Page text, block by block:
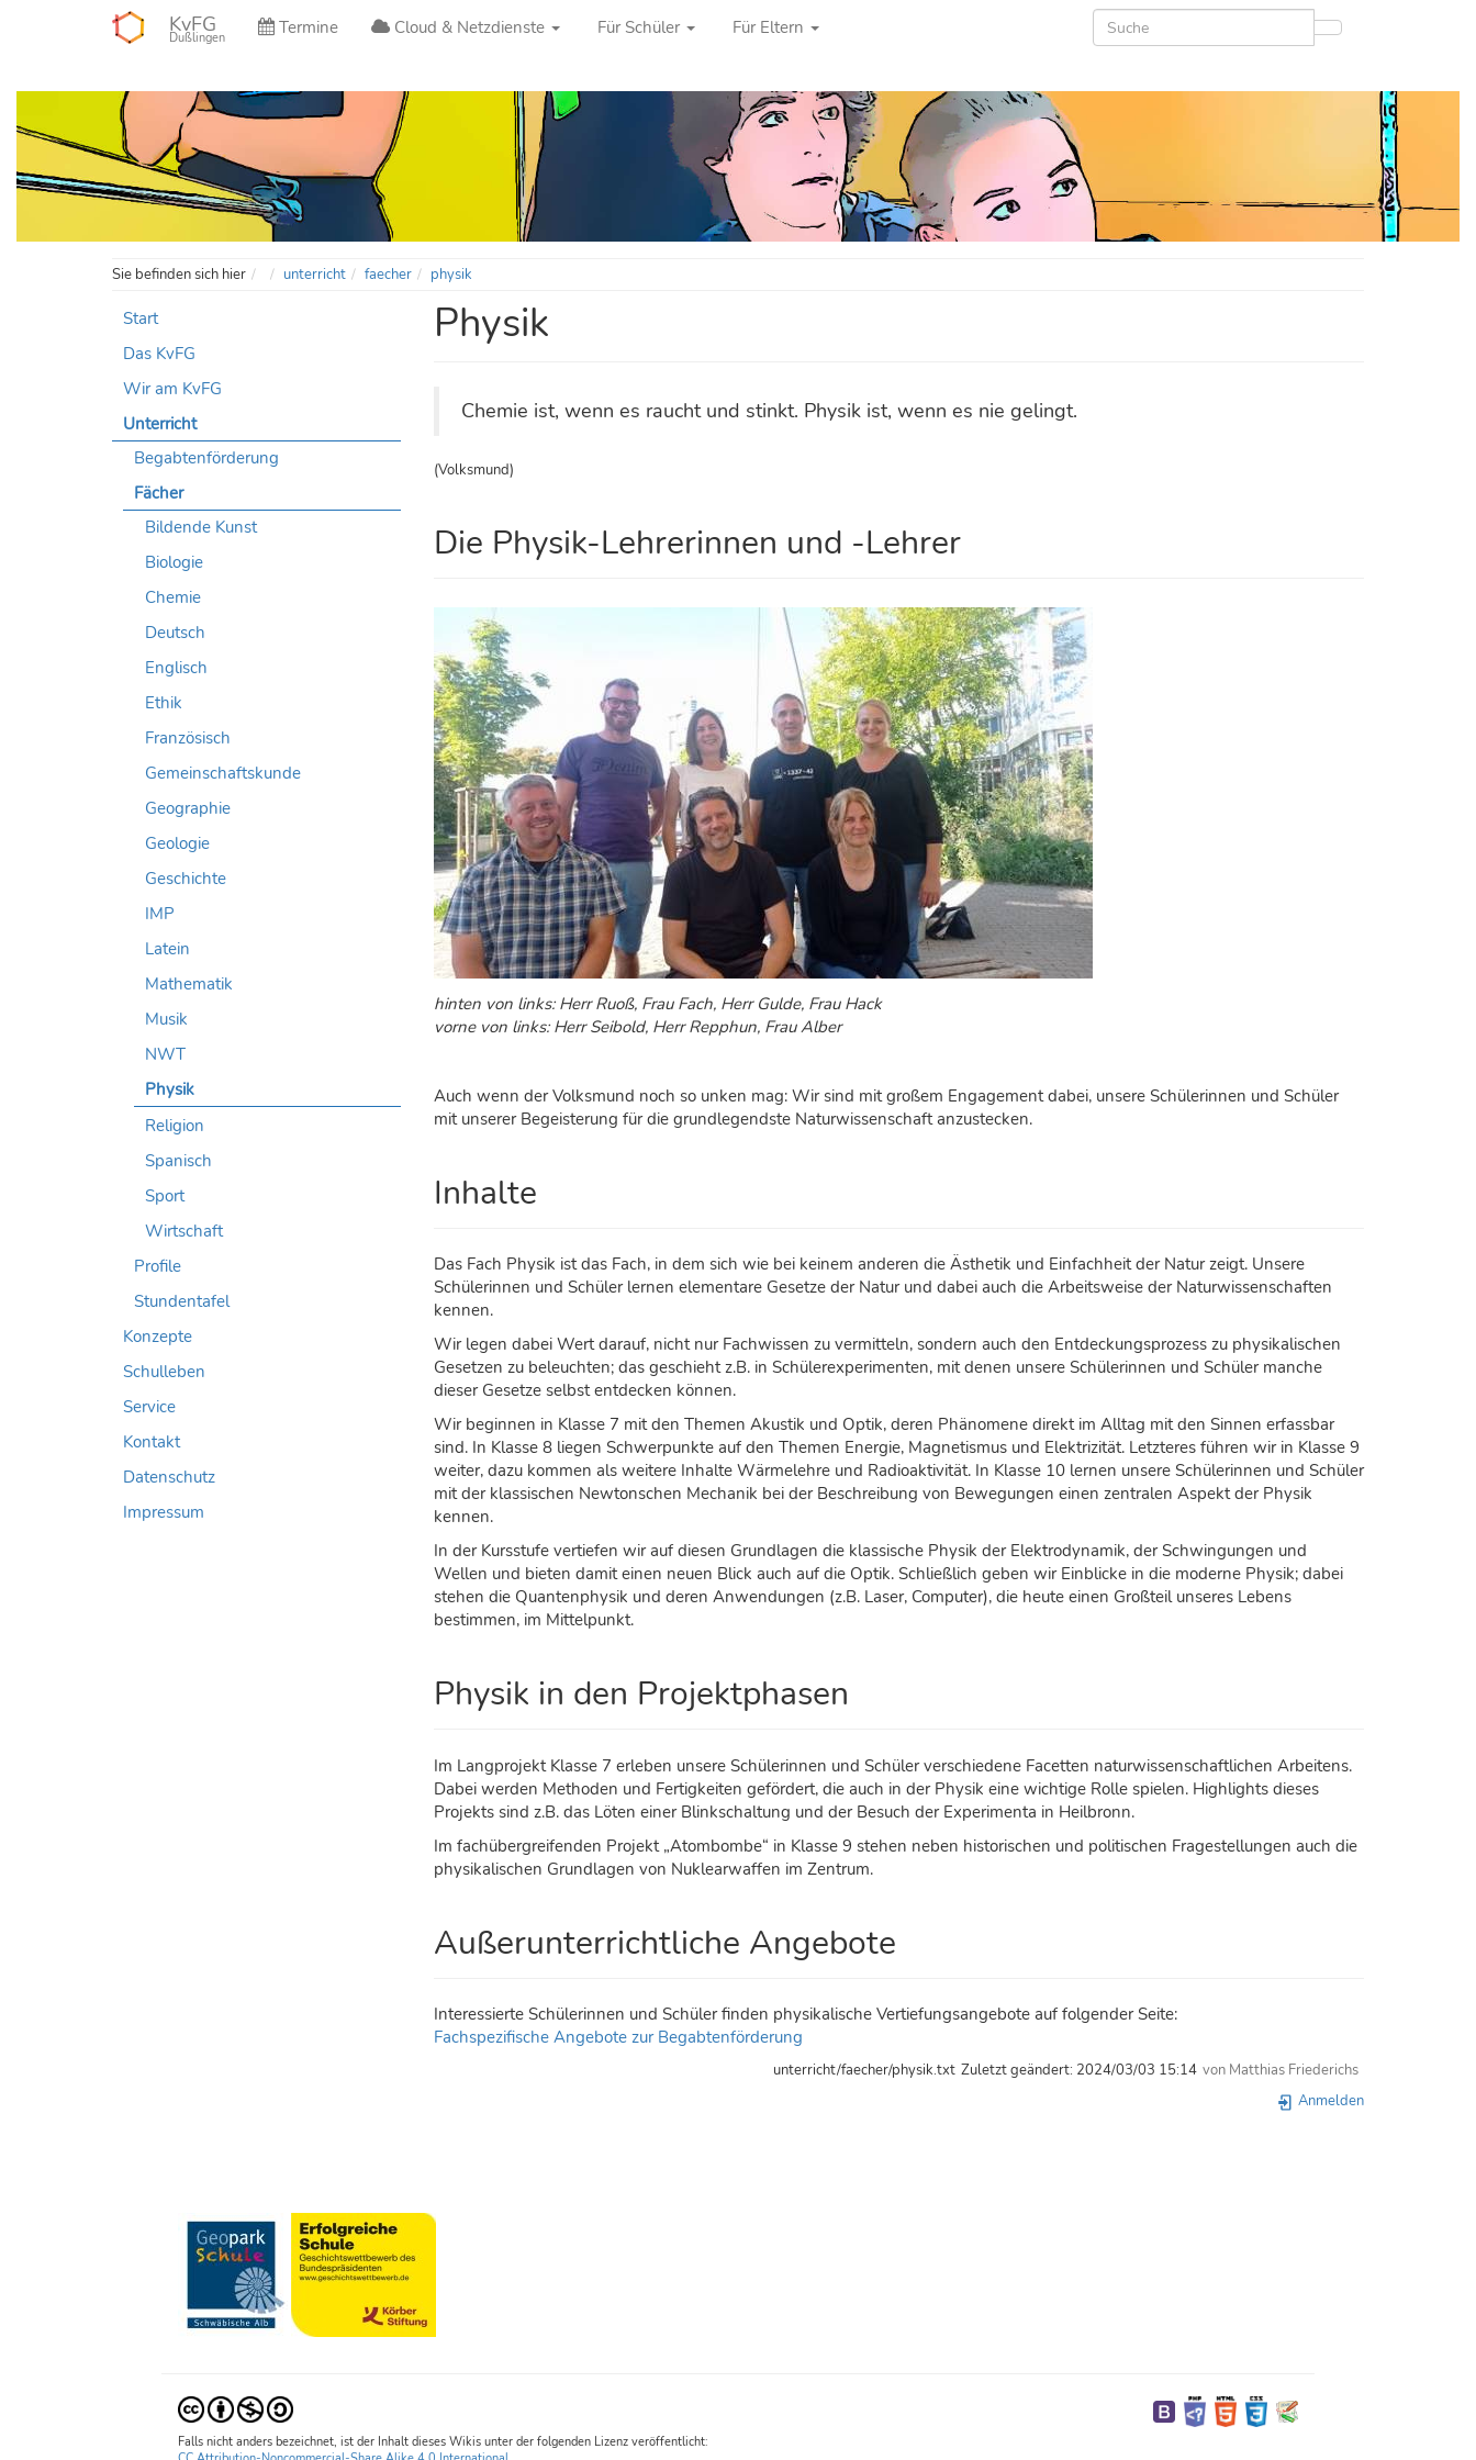
KvFG
Dußlingen Termine Cloud & Netzdienste Für Schüler Für Eltern
Sie befinden sich hier Homeunterricht faecher physik
Start
Das KvFG
Wir am KvFG
Unterricht
Begabtenförderung
Fächer
Bildende Kunst
Biologie
Chemie
Deutsch
Englisch
Ethik
Französisch
Gemeinschaftskunde
Geographie
Geologie
Geschichte
IMP
Latein
Mathematik
Musik
NWT
Physik
Religion
Spanisch
Sport
Wirtschaft
Profile
Stundentafel
Konzepte
Schulleben
Service
Kontakt
Datenschutz
Impressum
Physik
Chemie ist, wenn es raucht und stinkt. Physik ist, wenn es nie gelingt.
(Volksmund)
Die Physik-Lehrerinnen und -Lehrer
hinten von links: Herr Ruoß, Frau Fach, Herr Gulde, Frau Hack
vorne von links: Herr Seibold, Herr Repphun, Frau Alber
Auch wenn der Volksmund noch so unken mag: Wir sind mit großem Engagement dabei, unsere Schülerinnen und Schüler
mit unserer Begeisterung für die grundlegendste Naturwissenschaft anzustecken.
Inhalte
Das Fach Physik ist das Fach, in dem sich wie bei keinem anderen die Ästhetik und Einfachheit der Natur zeigt. Unsere
Schülerinnen und Schüler lernen elementare Gesetze der Natur und dabei auch die Arbeitsweise der Naturwissenschaften
kennen.
Wir legen dabei Wert darauf, nicht nur Fachwissen zu vermitteln, sondern auch den Entdeckungsprozess zu physikalischen
Gesetzen zu beleuchten; das geschieht z.B. in Schülerexperimenten, mit denen unsere Schülerinnen und Schüler manche
dieser Gesetze selbst entdecken können.
Wir beginnen in Klasse 7 mit den Themen Akustik und Optik, deren Phänomene direkt im Alltag mit den Sinnen erfassbar
sind. In Klasse 8 liegen Schwerpunkte auf den Themen Energie, Magnetismus und Elektrizität. Letzteres führen wir in Klasse 9
weiter, dazu kommen als weitere Inhalte Wärmelehre und Radioaktivität. In Klasse 10 lernen unsere Schülerinnen und Schüler
mit der klassischen Newtonschen Mechanik bei der Beschreibung von Bewegungen einen zentralen Aspekt der Physik
kennen.
In der Kursstufe vertiefen wir auf diesen Grundlagen die klassische Physik der Elektrodynamik, der Schwingungen und
Wellen und bieten damit einen neuen Blick auch auf die Optik. Schließlich geben wir Einblicke in die moderne Physik; dabei
stehen die Quantenphysik und deren Anwendungen (z.B. Laser, Computer), die heute einen Großteil unseres Lebens
bestimmen, im Mittelpunkt.
Physik in den Projektphasen
Im Langprojekt Klasse 7 erleben unsere Schülerinnen und Schüler verschiedene Facetten naturwissenschaftlichen Arbeitens.
Dabei werden Methoden und Fertigkeiten gefördert, die auch in der Physik eine wichtige Rolle spielen. Highlights dieses
Projekts sind z.B. das Löten einer Blinkschaltung und der Besuch der Experimenta in Heilbronn.
Im fachübergreifenden Projekt „Atombombe“ in Klasse 9 stehen neben historischen und politischen Fragestellungen auch die
physikalischen Grundlagen von Nuklearwaffen im Zentrum.
Außerunterrichtliche Angebote
Interessierte Schülerinnen und Schüler finden physikalische Vertiefungsangebote auf folgender Seite:
Fachspezifische Angebote zur Begabtenförderung
unterricht/faecher/physik.txt Zuletzt geändert: 2024/03/03 15:14 von Matthias Friederichs
Anmelden
Falls nicht anders bezeichnet, ist der Inhalt dieses Wikis unter der folgenden Lizenz veröffentlicht: